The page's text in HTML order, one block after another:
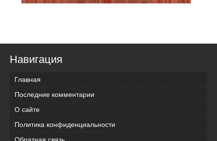
Навигация
Главная
Последние комментарии
О сайте
Политика конфиденциальности